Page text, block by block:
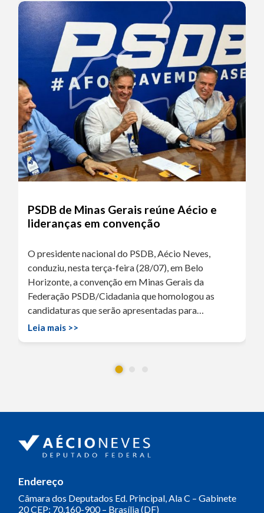
PSDB de Minas Gerais reúne Aécio e
lideranças em convenção
O presidente nacional do PSDB, Aécio Neves,
conduziu, nesta terça-feira (28/07), em Belo
Horizonte, a convenção em Minas Gerais da
Federação PSDB/Cidadania que homologou as
candidaturas que serão apresentadas para…
Leia mais >>
Endereço
Câmara dos Deputados Ed. Principal, Ala C – Gabinete
20CEP: 70.160-900 – Brasília (DF)